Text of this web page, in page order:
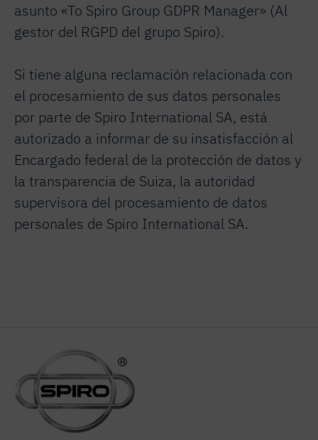
asunto «To Spiro Group GDPR Manager» (Al
gestor del RGPD del grupo Spiro).
Si tiene alguna reclamación relacionada con
el procesamiento de sus datos personales
por parte de Spiro International SA, está
autorizado a informar de su insatisfacción al
Encargado federal de la protección de datos y
la transparencia de Suiza, la autoridad
supervisora del procesamiento de datos
personales de Spiro International SA.